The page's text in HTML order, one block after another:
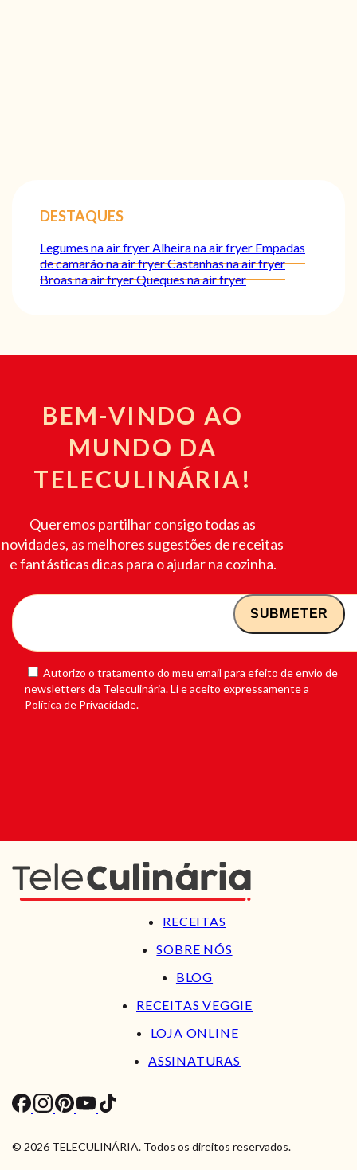
DESTAQUES
Legumes na air fryerAlheira na air fryer Empadas
de camarão na air fryerCastanhas na air fryer
Broas na air fryerQueques na air fryer
BEM-VINDO AO
MUNDO DA
TELECULINÁRIA!
Queremos partilhar consigo todas as
novidades, as melhores sugestões de receitas
e fantásticas dicas para o ajudar na cozinha.
Autorizo o tratamento do meu email para efeito de envio de
newsletters da Teleculinária. Li e aceito expressamente a
Política de Privacidade.
RECEITAS
SOBRE NÓS
BLOG
RECEITAS VEGGIE
LOJA ONLINE
ASSINATURAS
© 2026 TELECULINÁRIA. Todos os direitos reservados.